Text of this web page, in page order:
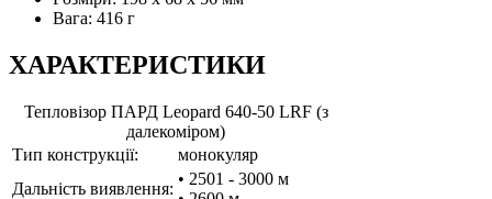
Вага: 416 г
ХАРАКТЕРИСТИКИ
Тепловізор ПАРД Leopard 640-50 LRF (з
далекоміром)
Тип конструкції:
монокуляр
Дальність виявлення:
• 2501 - 3000 м